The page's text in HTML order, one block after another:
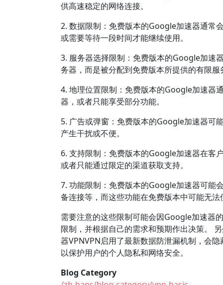
供高速稳定的网络连接。
2. 数据限制：免费版本的Google加速器通常
或需要等待一段时间才能继续使用。
3. 服务器选择限制：免费版本的Google加速
务器，而是被分配到免费版本所提供的有限服
4. 地理位置限制：免费版本的Google加速器
器，或者只能享受部分功能。
5. 广告或弹窗：免费版本的Google加速器可
产生干扰或不便。
6. 支持限制：免费版本的Google加速器在客
或者只能通过限定的渠道获取支持。
7. 功能限制：免费版本的Google加速器可能
备连接等，而这些功能在免费版本中可能无法
需要注意的这些限制可能会因Google加速器
限制，并根据自己的需求和预期作出决策。
器VPNVPN启用了最新数据防泄漏机制，会
以保护用户的个人隐私和网络安全。
Blog Category